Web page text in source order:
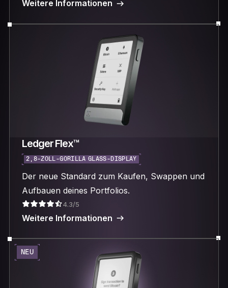
Weitere Informationen
Ledger Flex™
2,8-ZOLL-GORILLA GLASS-DISPLAY
Der neue Standard zum Kaufen, Swappen und
Aufbauen deines Portfolios.
4.3/5
Weitere Informationen
NEU